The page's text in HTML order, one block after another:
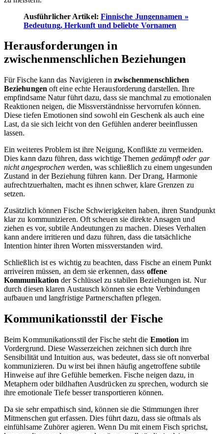
Ausführlicher Artikel: Finnische Jungennamen »
Bedeutung, Herkunft und beliebte Vornamen
Herausforderungen in
zwischenmenschlichen Beziehungen
Für Fische kann das Navigieren in zwischenmenschlichen
Beziehungen oft eine echte Herausforderung darstellen. Ihre
empfindsame Natur führt dazu, dass sie manchmal zu emotionalen
Reaktionen neigen, die Missverständnisse hervorrufen können.
Diese tiefen Emotionen sind sowohl ein Geschenk als auch eine
Last, da sie sich leicht von den Gefühlen anderer beeinflussen
lassen.
Ein weiteres Problem ist ihre Neigung, Konflikte zu vermeiden.
Dies kann dazu führen, dass wichtige Themen gedämpft oder gar
nicht angesprochen werden, was schließlich zu einem ungesunden
Zustand in der Beziehung führen kann. Der Drang, Harmonie
aufrechtzuerhalten, macht es ihnen schwer, klare Grenzen zu
setzen.
Zusätzlich können Fische Schwierigkeiten haben, ihren Standpunkt
klar zu kommunizieren. Oft scheuen sie direkte Ansagen und
ziehen es vor, subtile Andeutungen zu machen. Dieses Verhalten
kann andere irritieren und dazu führen, dass die tatsächliche
Intention hinter ihren Worten missverstanden wird.
Schließlich ist es wichtig zu beachten, dass Fische an einem Punkt
arriveiren müssen, an dem sie erkennen, dass offene
Kommunikation der Schlüssel zu stabilen Beziehungen ist. Nur
durch diesen klaren Austausch können sie echte Verbindungen
aufbauen und langfristige Partnerschaften pflegen.
Kommunikationsstil der Fische
Beim Kommunikationsstil der Fische steht die Emotion im
Vordergrund. Diese Wasserzeichen zeichnen sich durch ihre
Sensibilität und Intuition aus, was bedeutet, dass sie oft nonverbal
kommunizieren. Du wirst bei ihnen häufig angetroffene subtile
Hinweise auf ihre Gefühle bemerken. Fische neigen dazu, in
Metaphern oder bildhaften Ausdrücken zu sprechen, wodurch sie
ihre emotionale Tiefe besser transportieren können.
Da sie sehr empathisch sind, können sie die Stimmungen ihrer
Mitmenschen gut erfassen. Dies führt dazu, dass sie oftmals als
einfühlsame Zuhörer agieren. Wenn Du mit einem Fisch sprichst,